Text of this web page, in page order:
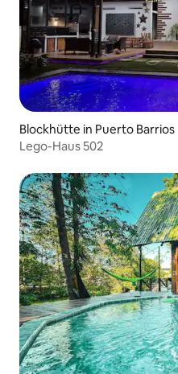
Blockhütte in Puerto Barrios
Lego-Haus 502